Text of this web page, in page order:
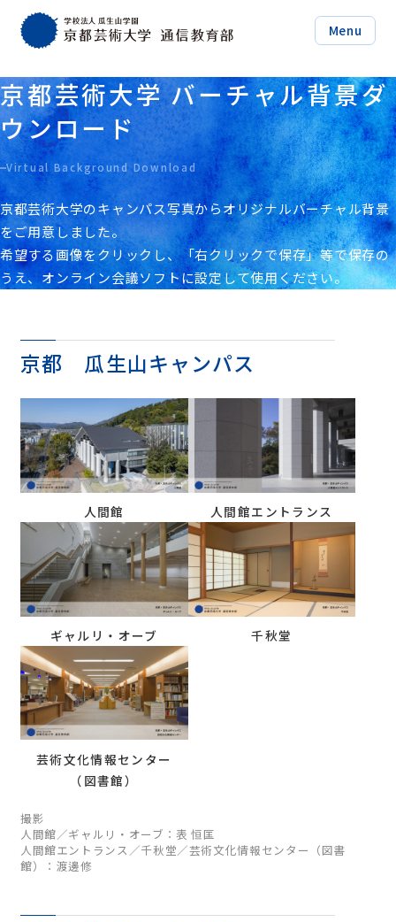
Menu
京都芸術大学 バーチャル背景ダ
ウンロード
Virtual Background Download
京都芸術大学のキャンパス写真からオリジナルバーチャル背景
をご用意しました。
希望する画像をクリックし、「右クリックで保存」等で保存の
うえ、オンライン会議ソフトに設定して使用ください。
京都 瓜生山キャンパス
人間館 人間館エントランス
ギャルリ・オーブ 千秋堂
芸術文化情報センター
（図書館）
撮影
人間館／ギャルリ・オーブ：表 恒匡
人間館エントランス／千秋堂／芸術文化情報センター（図書
館）：渡邊修